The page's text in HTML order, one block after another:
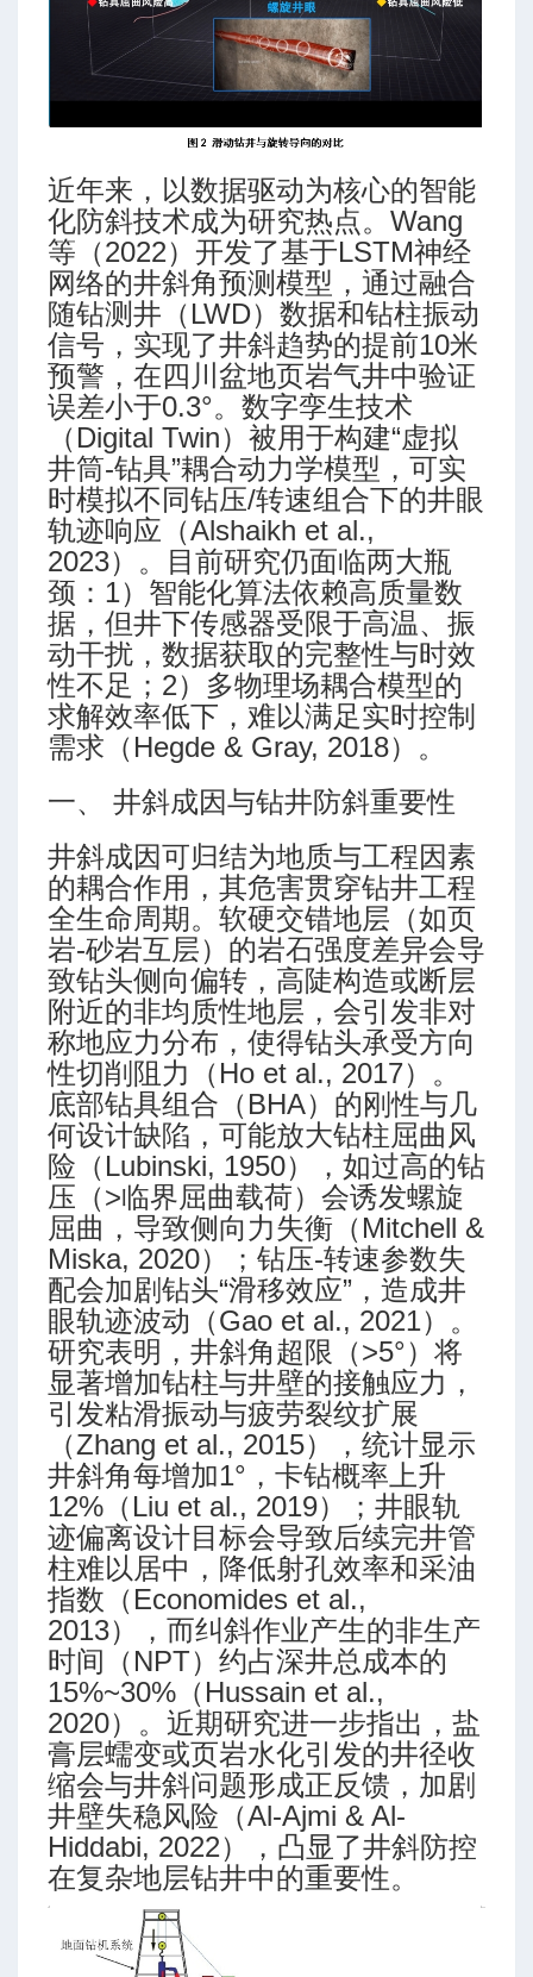
量推荐
界充填排量
7G)
近年来，以数据驱动为核心的智能
化防斜技术成为研究热点。Wang
等（2022）开发了基于LSTM神经
网络的井斜角预测模型，通过融合
随钻测井（LWD）数据和钻柱振动
信号，实现了井斜趋势的提前10米
预警，在四川盆地页岩气井中验证
误差小于0.3°。数字孪生技术
（Digital Twin）被用于构建“虚拟
井筒-钻具”耦合动力学模型，可实
时模拟不同钻压/转速组合下的井眼
轨迹响应（Alshaikh et al.,
2023）。目前研究仍面临两大瓶
颈：1）智能化算法依赖高质量数
据，但井下传感器受限于高温、振
动干扰，数据获取的完整性与时效
性不足；2）多物理场耦合模型的
求解效率低下，难以满足实时控制
需求（Hegde & Gray, 2018）。
一、 井斜成因与钻井防斜重要性
井斜成因可归结为地质与工程因素
的耦合作用，其危害贯穿钻井工程
全生命周期。软硬交错地层（如页
岩-砂岩互层）的岩石强度差异会导
致钻头侧向偏转，高陡构造或断层
附近的非均质性地层，会引发非对
称地应力分布，使得钻头承受方向
性切削阻力（Ho et al., 2017）。
底部钻具组合（BHA）的刚性与几
何设计缺陷，可能放大钻柱屈曲风
险（Lubinski, 1950），如过高的钻
压（>临界屈曲载荷）会诱发螺旋
屈曲，导致侧向力失衡（Mitchell &
Miska, 2020）；钻压-转速参数失
配会加剧钻头“滑移效应”，造成井
眼轨迹波动（Gao et al., 2021）。
研究表明，井斜角超限（>5°）将
显著增加钻柱与井壁的接触应力，
引发粘滑振动与疲劳裂纹扩展
（Zhang et al., 2015），统计显示
井斜角每增加1°，卡钻概率上升
12%（Liu et al., 2019）；井眼轨
迹偏离设计目标会导致后续完井管
柱难以居中，降低射孔效率和采油
指数（Economides et al.,
2013），而纠斜作业产生的非生产
时间（NPT）约占深井总成本的
15%~30%（Hussain et al.,
2020）。近期研究进一步指出，盐
膏层蠕变或页岩水化引发的井径收
缩会与井斜问题形成正反馈，加剧
井壁失稳风险（Al-Ajmi & Al-
Hiddabi, 2022），凸显了井斜防控
在复杂地层钻井中的重要性。